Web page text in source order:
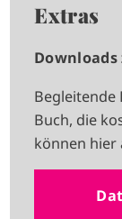
Extras
Downloads
Begleitende
Buch, die
können hier